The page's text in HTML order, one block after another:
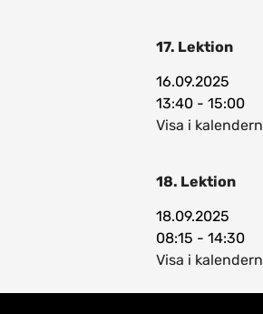
17. Lektion
16.09.2025
13:40 - 15:00
Visa i kalendern
18. Lektion
18.09.2025
08:15 - 14:30
Visa i kalendern